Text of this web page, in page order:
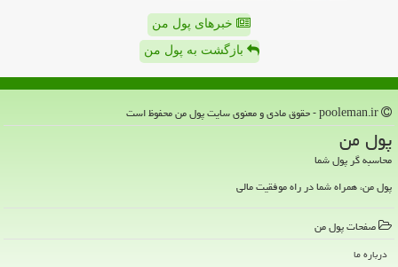
خبرهای پول من
بازگشت به پول من
پول من
محاسبه گر پول شما
پول من، همراه شما در راه موفقیت مالی
صفحات پول من
درباره ما